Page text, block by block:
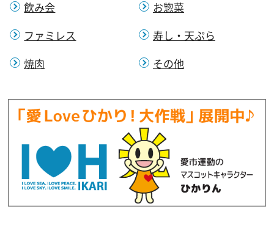
飲み会
お惣菜
ファミレス
寿し・天ぷら
焼肉
その他